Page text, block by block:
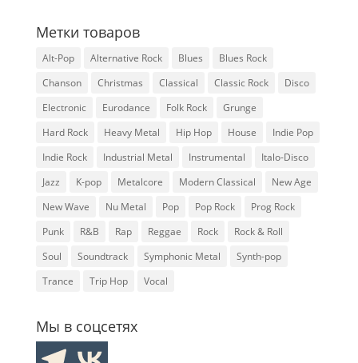
Метки товаров
Alt-Pop Alternative Rock Blues
Blues Rock
Chanson
Christmas Classical Classic Rock
Disco
Electronic
Eurodance Folk Rock
Grunge
Hard Rock
Heavy Metal Hip Hop House
Indie Pop
Indie Rock
Industrial Metal Instrumental
Italo-Disco
Jazz
K-pop Metalcore Modern Classical
New Age
New Wave
Nu Metal Pop Pop Rock
Prog Rock
Punk
R&B Rap Reggae Rock
Rock & Roll
Soul
Soundtrack Symphonic Metal
Synth-pop
Trance
Trip Hop Vocal
Мы в соцсетях